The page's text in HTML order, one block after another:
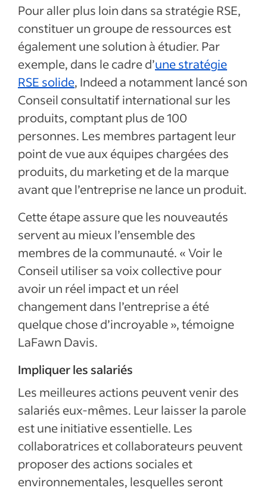
Pour aller plus loin dans sa stratégie RSE,
constituer un groupe de ressources est
également une solution à étudier. Par
exemple, dans le cadre d’une stratégie
RSE solide, Indeed a notamment lancé son
Conseil consultatif international sur les
produits, comptant plus de 100
personnes. Les membres partagent leur
point de vue aux équipes chargées des
produits, du marketing et de la marque
avant que l’entreprise ne lance un produit.
Cette étape assure que les nouveautés
servent au mieux l’ensemble des
membres de la communauté. « Voir le
Conseil utiliser sa voix collective pour
avoir un réel impact et un réel
changement dans l’entreprise a été
quelque chose d’incroyable », témoigne
LaFawn Davis.
Impliquer les salariés
Les meilleures actions peuvent venir des
salariés eux-mêmes. Leur laisser la parole
est une initiative essentielle. Les
collaboratrices et collaborateurs peuvent
proposer des actions sociales et
environnementales, lesquelles seront